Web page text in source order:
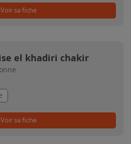
Voir sa fiche
el khadiri chakir
Voir sa fiche